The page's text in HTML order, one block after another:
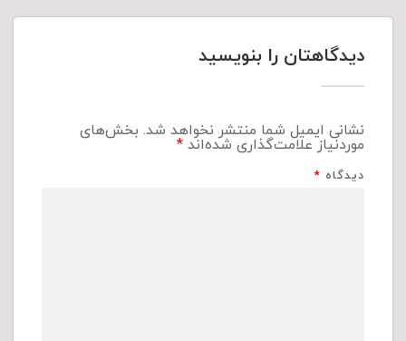
دیدگاهتان را بنویسید
نشانی ایمیل شما منتشر نخواهد شد. بخش‌های
موردنیاز علامت‌گذاری شده‌اند*
دیدگاه *